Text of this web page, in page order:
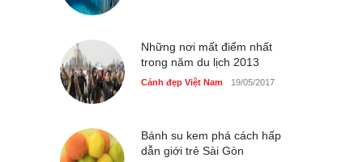
Những nơi mất điểm nhất
trong năm du lịch 2013
Cảnh đẹp Việt Nam 19/05/2017
Bánh su kem phá cách hấp
dẫn giới trẻ Sài Gòn